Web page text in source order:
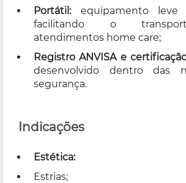
Portátil:equipamento leve
facilitando o
atendimentos home care;
Registro ANVISA e
desenvolvido dentro das
segurança.
Indicações
Estética:
Estrias;